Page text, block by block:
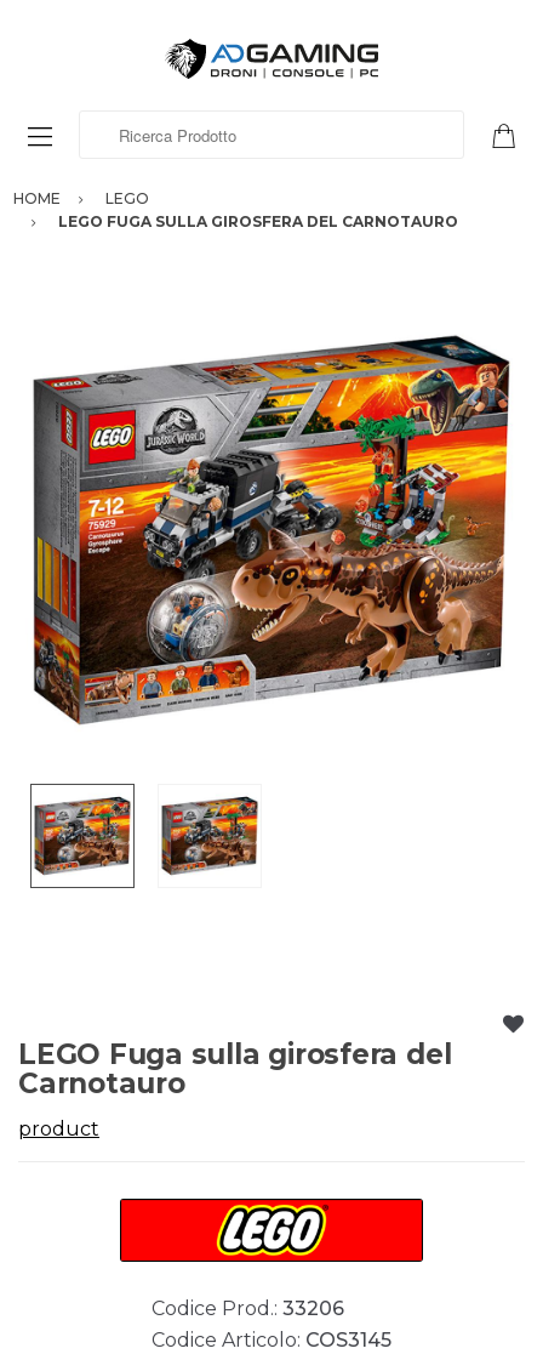
HOME
LEGO
LEGO FUGA SULLA GIROSFERA DEL CARNOTAURO
LEGO Fuga sulla girosfera del
Carnotauro
product
Codice Prod.: 33206
Codice Articolo: COS3145